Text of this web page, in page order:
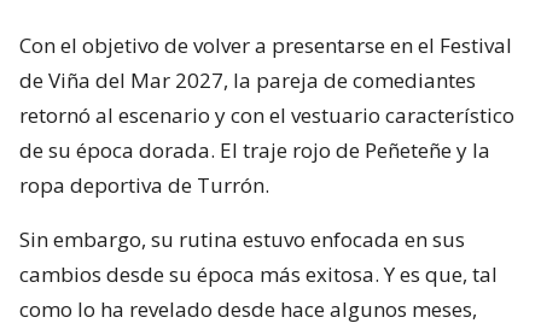
Con el objetivo de volver a presentarse en el Festival
de Viña del Mar 2027, la pareja de comediantes
retornó al escenario y con el vestuario característico
de su época dorada. El traje rojo de Peñeteñe y la
ropa deportiva de Turrón.
Sin embargo, su rutina estuvo enfocada en sus
cambios desde su época más exitosa. Y es que, tal
como lo ha revelado desde hace algunos meses,